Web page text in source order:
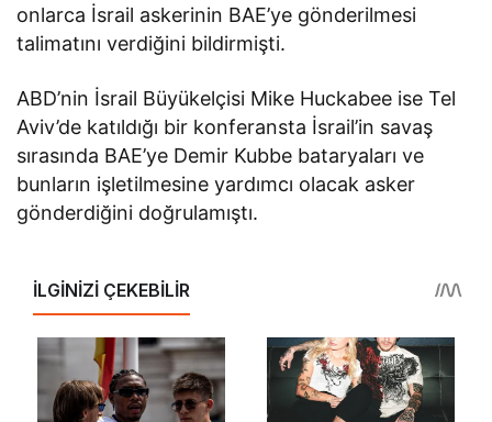
onlarca İsrail askerinin BAE’ye gönderilmesi
talimatını verdiğini bildirmişti.
ABD’nin İsrail Büyükelçisi Mike Huckabee ise Tel
Aviv’de katıldığı bir konferansta İsrail’in savaş
sırasında BAE’ye Demir Kubbe bataryaları ve
bunların işletilmesine yardımcı olacak asker
gönderdiğini doğrulamıştı.